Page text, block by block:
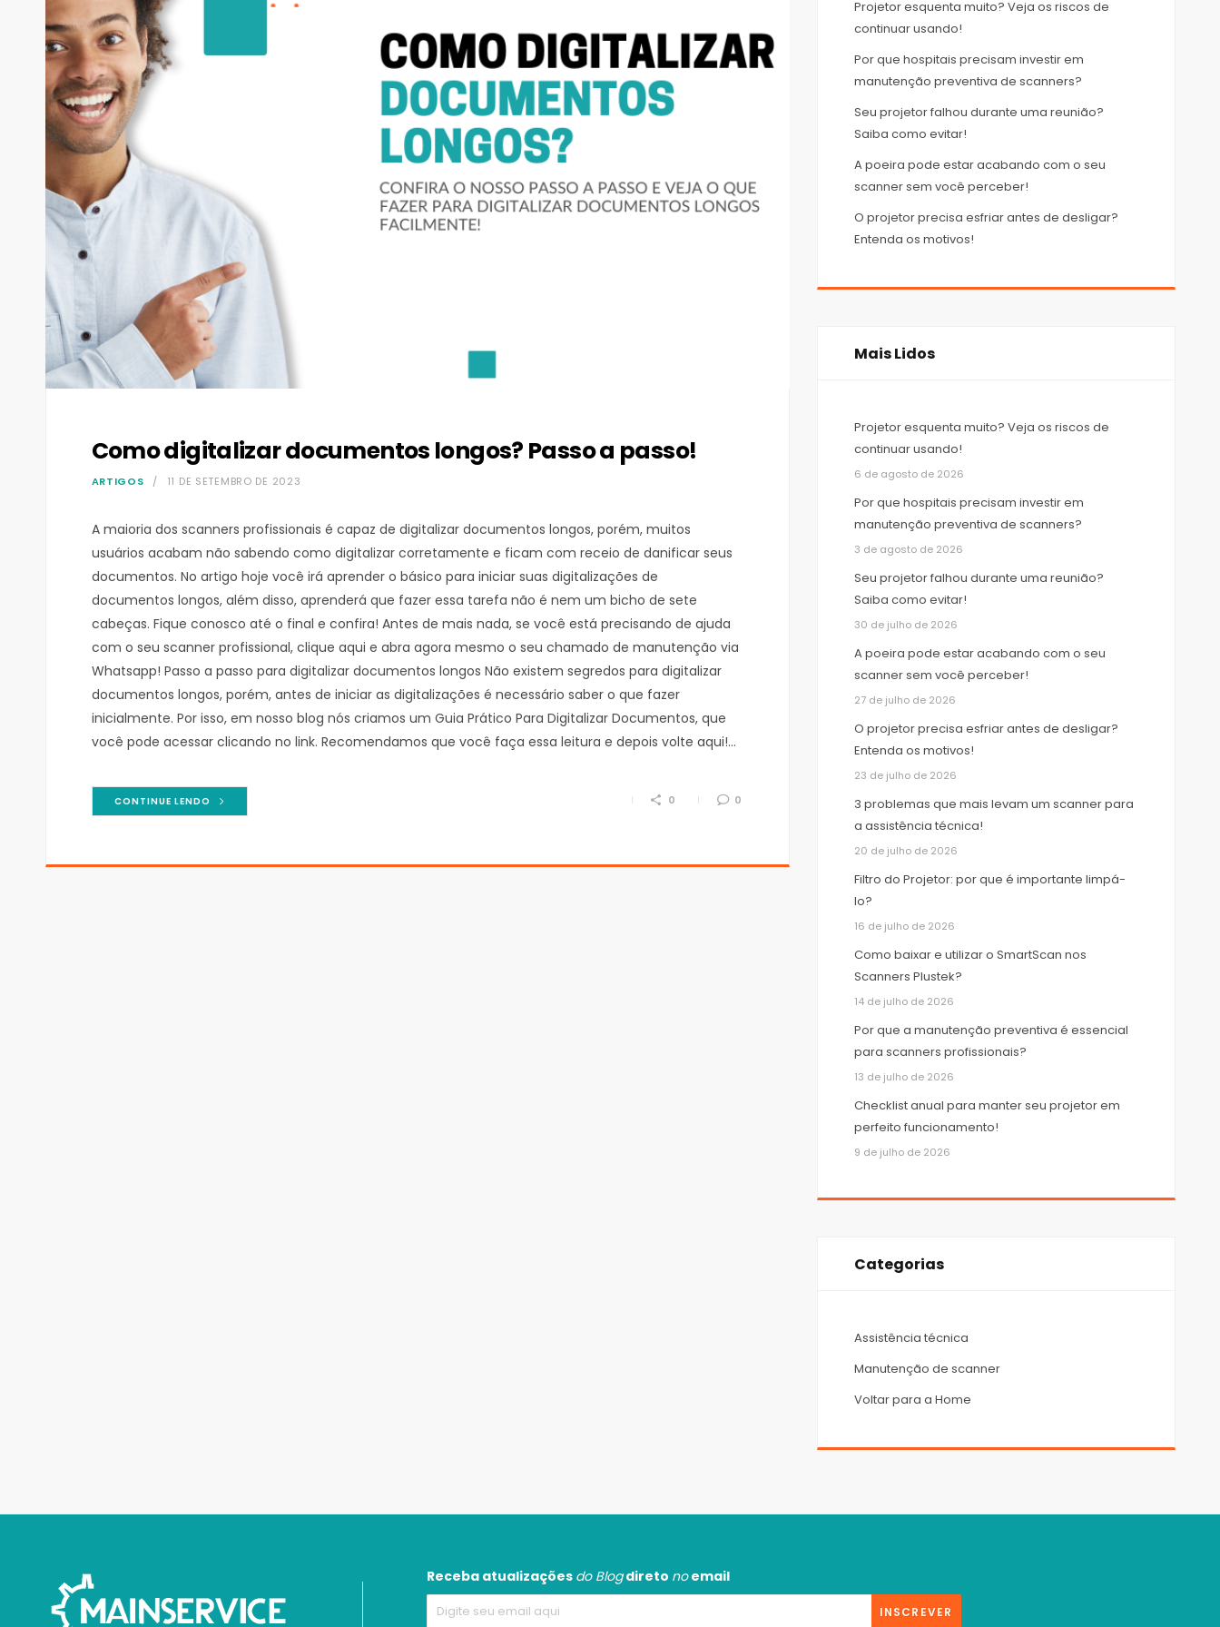
Como digitalizar documentos longos? Passo a passo!
ARTIGOS 11 DE SETEMBRO DE 2023
A maioria dos scanners profissionais é capaz de digitalizar documentos longos, porém, muitos
usuários acabam não sabendo como digitalizar corretamente e ficam com receio de danificar seus
documentos. No artigo hoje você irá aprender o básico para iniciar suas digitalizações de
documentos longos, além disso, aprenderá que fazer essa tarefa não é nem um bicho de sete
cabeças. Fique conosco até o final e confira! Antes de mais nada, se você está precisando de ajuda
com o seu scanner profissional, clique aqui e abra agora mesmo o seu chamado de manutenção via
Whatsapp! Passo a passo para digitalizar documentos longos Não existem segredos para digitalizar
documentos longos, porém, antes de iniciar as digitalizações é necessário saber o que fazer
inicialmente. Por isso, em nosso blog nós criamos um Guia Prático Para Digitalizar Documentos, que
você pode acessar clicando no link. Recomendamos que você faça essa leitura e depois volte aqui!…
CONTINUE LENDO 0 0
Projetor esquenta muito? Veja os riscos de
continuar usando!
Por que hospitais precisam investir em
manutenção preventiva de scanners?
Seu projetor falhou durante uma reunião?
Saiba como evitar!
A poeira pode estar acabando com o seu
scanner sem você perceber!
O projetor precisa esfriar antes de desligar?
Entenda os motivos!
Mais Lidos
Projetor esquenta muito? Veja os riscos de
continuar usando!
6 de agosto de 2026
Por que hospitais precisam investir em
manutenção preventiva de scanners?
3 de agosto de 2026
Seu projetor falhou durante uma reunião?
Saiba como evitar!
30 de julho de 2026
A poeira pode estar acabando com o seu
scanner sem você perceber!
27 de julho de 2026
O projetor precisa esfriar antes de desligar?
Entenda os motivos!
23 de julho de 2026
3 problemas que mais levam um scanner para
a assistência técnica!
20 de julho de 2026
Filtro do Projetor: por que é importante limpá-
lo?
16 de julho de 2026
Como baixar e utilizar o SmartScan nos
Scanners Plustek?
14 de julho de 2026
Por que a manutenção preventiva é essencial
para scanners profissionais?
13 de julho de 2026
Checklist anual para manter seu projetor em
perfeito funcionamento!
9 de julho de 2026
Categorias
Assistência técnica
Manutenção de scanner
Voltar para a Home
Receba atualizações do Blogdireto noemail